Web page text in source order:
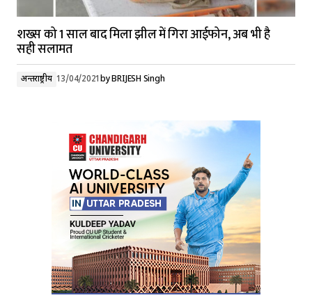
शख्स को 1 साल बाद मिला झील में गिरा आईफोन, अब भी है
सही सलामत
अन्तर्राष्ट्रीय 13/04/2021byBRIJESH Singh